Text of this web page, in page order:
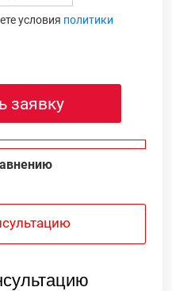
условия политики
заявку